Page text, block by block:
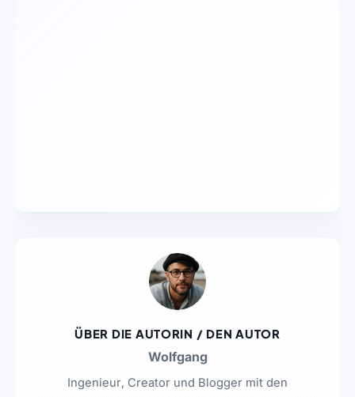
ÜBER DIE AUTORIN / DEN AUTOR
Wolfgang
Ingenieur, Creator und Blogger mit den